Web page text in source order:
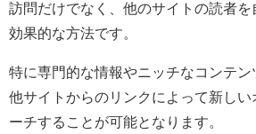
訪問だけでなく、他のサイトの読者を
効果的な方法です。
特に専門的な情報やニッチなコンテン
他サイトからのリンクによって新しい
ーチすることが可能となります。